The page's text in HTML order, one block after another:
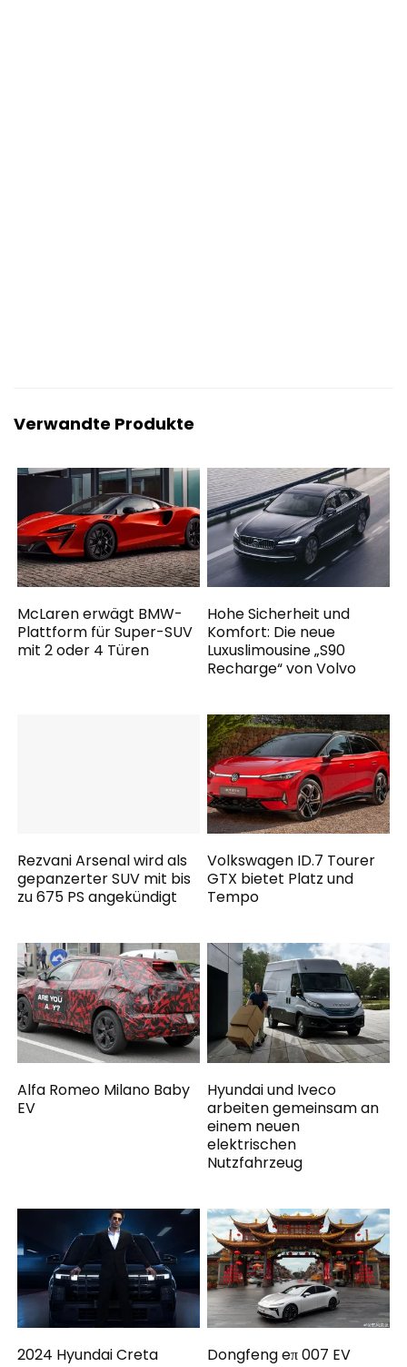
Verwandte Produkte
McLaren erwägt BMW-
Plattform für Super-SUV
mit 2 oder 4 Türen
Hohe Sicherheit und
Komfort: Die neue
Luxuslimousine „S90
Recharge“ von Volvo
Rezvani Arsenal wird als
gepanzerter SUV mit bis
zu 675 PS angekündigt
Volkswagen ID.7 Tourer
GTX bietet Platz und
Tempo
Alfa Romeo Milano Baby
EV
Hyundai und Iveco
arbeiten gemeinsam an
einem neuen
elektrischen
Nutzfahrzeug
2024 Hyundai Creta
Dongfeng eπ 007 EV